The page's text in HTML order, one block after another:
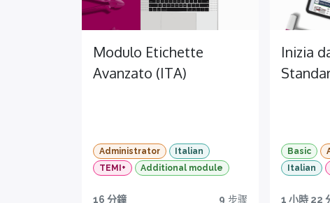
Modulo Etichette
Avanzato (ITA)
Administrator
Italian
TEMI+
Additional module
16 分鐘 9 步骤
Inizia
Basic
Italian
1 小時 22